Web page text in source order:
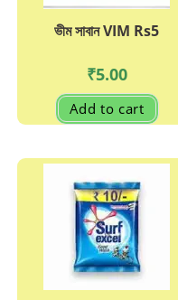
ভীম সাবান VIM Rs5
₹5.00
Add to cart